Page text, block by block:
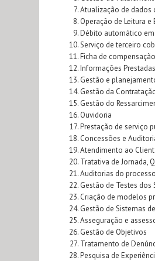
Atualização de dados
Operação de Leitura e
Débito automático
Serviço de terceiro
Ficha de compensação
Informações
Gestão e
Gestão da
Gestão do
Ouvidoria
Prestação de serviço
Concessões e
Atendimento ao
Tratativa de Jornada,
Auditorias do
Gestão de Testes dos
Criação de modelos
Gestão de Sistemas
Asseguração e
Gestão de Objetivos
Tratamento de
Pesquisa de